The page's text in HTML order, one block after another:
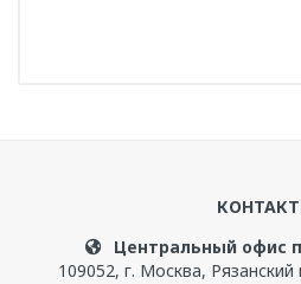
Чтобы прокомментировать,
зарегистрироваться
Центральный офис
109052, г. Москва, Рязанский